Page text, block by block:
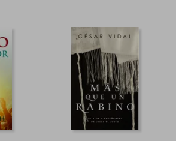
$ 30.33